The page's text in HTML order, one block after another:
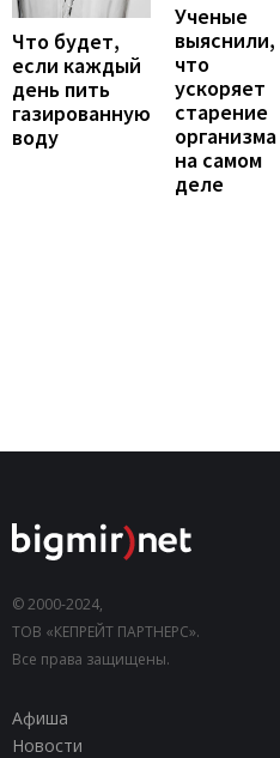
Что будет,
если каждый
день пить
газированную
воду
Ученые
выяснили,
что
ускоряет
старение
организма
на самом
деле
© 2000-2024,
ТОВ «КЕПРЕЙТ ПАРТНЕРС».
Все права защищены.
Афиша
Новости